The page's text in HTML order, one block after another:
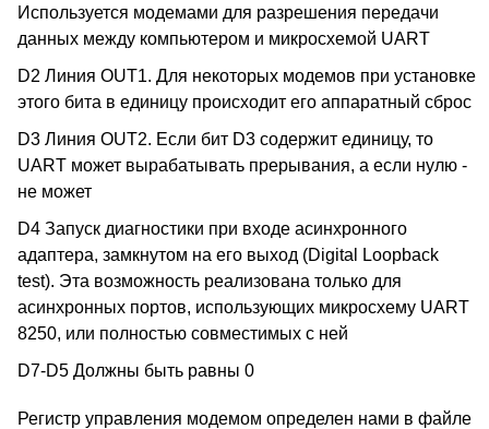
Используется модемами для разрешения передачи
данных между компьютером и микросхемой UART
D2 Линия OUT1. Для некоторых модемов при установке
этого бита в единицу происходит его аппаратный сброс
D3 Линия OUT2. Если бит D3 содержит единицу, то
UART может вырабатывать прерывания, а если нулю -
не может
D4 Запуск диагностики при входе асинхронного
адаптера, замкнутом на его выход (Digital Loopback
test). Эта возможность реализована только для
асинхронных портов, использующих микросхему UART
8250, или полностью совместимых с ней
D7-D5 Должны быть равны 0
Регистр управления модемом определен нами в файле